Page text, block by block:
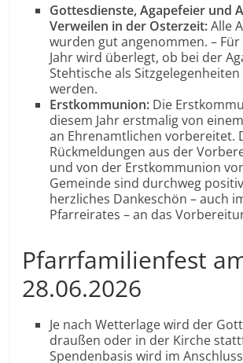
Gottesdienste, Agapefeier und
Verweilen in der Osterzeit:Alle
wurden gut angenommen. –
Jahr wird überlegt, ob bei der
Stehtische als
werden.
Erstkommunion: Die
diesem Jahr erstmalig von
an Ehrenamtlichen vorbereitet.
Rückmeldungen aus der
und von der Erstkommunion
Gemeinde sind durchweg
herzliches Dankeschön – auch
Pfarreirates – an das
Pfarrfamilienfest
28.06.2026
Je nach Wetterlage wird der
draußen oder in der Kirche
Spendenbasis wird im